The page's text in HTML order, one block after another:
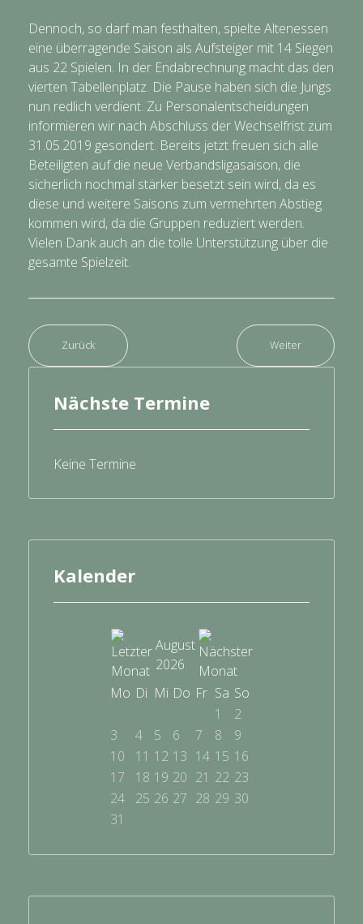
Dennoch, so darf man festhalten, spielte Altenessen
eine überragende Saison als Aufsteiger mit 14 Siegen
aus 22 Spielen. In der Endabrechnung macht das den
vierten Tabellenplatz. Die Pause haben sich die Jungs
nun redlich verdient. Zu Personalentscheidungen
informieren wir nach Abschluss der Wechselfrist zum
31.05.2019 gesondert. Bereits jetzt freuen sich alle
Beteiligten auf die neue Verbandsligasaison, die
sicherlich nochmal stärker besetzt sein wird, da es
diese und weitere Saisons zum vermehrten Abstieg
kommen wird, da die Gruppen reduziert werden.
Vielen Dank auch an die tolle Unterstützung über die
gesamte Spielzeit.
Zurück Weiter
Nächste Termine
Keine Termine
Kalender
August
2026
Mo Di Mi Do Fr Sa So
1
2
3
4 5 6 7 8
9
10
11 12 13 14 15 16
17
18 19 20 21 22 23
24
25 26 27 28 29 30
31